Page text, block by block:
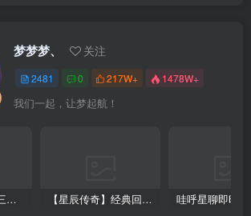
梦梦梦、 关注
2481 0 217W+ 1478W+
我们一起，让梦起航！
梦三年源码网-梦三年ym会员代理详情 【星辰传奇】经典回合制手游+安卓端+GM工具+详细搭建教程